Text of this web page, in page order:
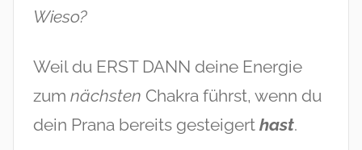
Wieso?
Weil du ERST DANN deine Energie
zum nächsten Chakra führst, wenn du
dein Prana bereits gesteigert hast.